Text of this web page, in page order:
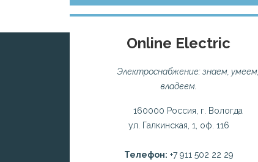
Online Electric
Электроснабжение: знаем, умеем,
владеем.
160000 Россия, г. Вологда
ул. Галкинская, 1, оф. 116
Телефон: +7 911 502 22 29